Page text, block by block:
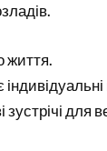
життя.
для